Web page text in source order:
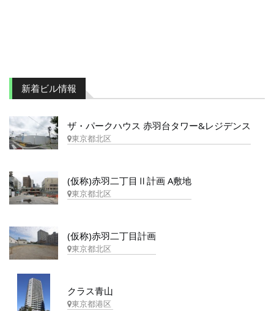
新着ビル情報
ザ・パークハウス 赤羽台タワー&レジデンス
東京都北区
(仮称)赤羽二丁目Ⅱ計画 A敷地
東京都北区
(仮称)赤羽二丁目計画
東京都北区
クラス青山
東京都港区